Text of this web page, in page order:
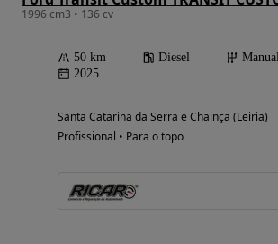
1996 cm3 • 136 cv
50 km Diesel Manual
2025
Santa Catarina da Serra e Chainça (Leiria)
Profissional • Para o topo